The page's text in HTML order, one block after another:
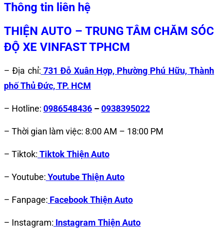
Thông tin liên hệ
THIỆN AUTO – TRUNG TÂM CHĂM SÓC
ĐỘ XE VINFAST TPHCM
– Địa chỉ: 731 Đỗ Xuân Hợp, Phường Phú Hữu, Thành
phố Thủ Đức, TP. HCM
– Hotline: 0986548436 –0938395022
– Thời gian làm việc: 8:00 AM – 18:00 PM
– Tiktok: Tiktok Thiện Auto
– Youtube: Youtube Thiện Auto
– Fanpage: Facebook Thiện Auto
– Instagram: Instagram Thiện Auto